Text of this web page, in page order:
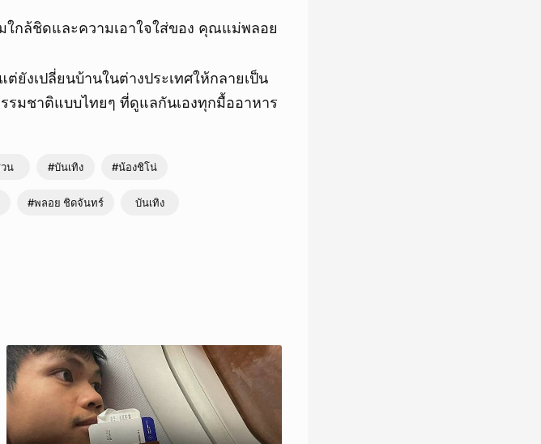
กล้ชิดและความเอาใจใส่ของ คุณแม่พลอย
ยังเปลี่ยนบ้านในต่างประเทศให้กลายเป็น
รมชาติแบบไทยๆ ที่ดูแลกันเองทุกมื้ออาหาร
น #บันเทิง #น้องชิโน่
#พลอย ชิดจันทร์ บันเทิง